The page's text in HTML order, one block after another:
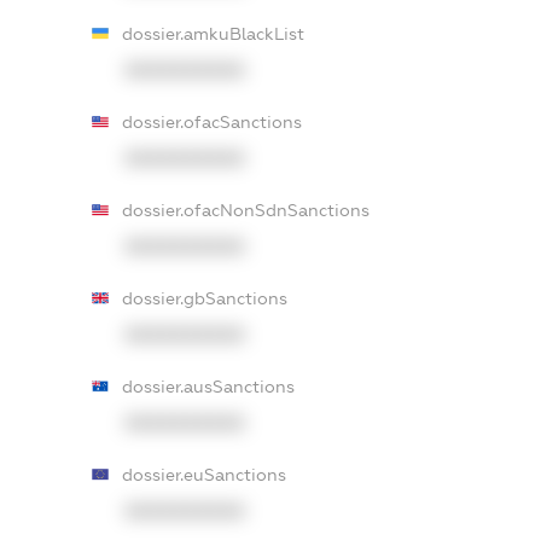
dossier.amkuBlackList
dossier.ofacSanctions
dossier.ofacNonSdnSanctions
dossier.gbSanctions
dossier.ausSanctions
dossier.euSanctions